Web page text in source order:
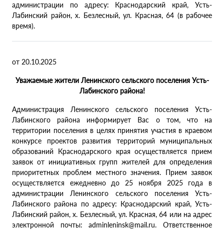
администрации по адресу: Краснодарский край, Усть-
Лабинский район, х. Безлесный, ул. Красная, 64 (в рабочее
время).
от 20.10.2025
Уважаемые жители Ленинского сельского поселения Усть-
Лабинского района!
Администрация Ленинского сельского поселения Усть-
Лабинского района информирует Вас о том, что на
территории поселения в целях принятия участия в краевом
конкурсе проектов развития территорий муниципальных
образований Краснодарского края осуществляется прием
заявок от инициативных групп жителей для определения
приоритетных проблем местного значения. Прием заявок
осуществляется ежедневно до 25 ноября 2025 года в
администрации Ленинского сельского поселения Усть-
Лабинского района по адресу: Краснодарский край, Усть-
Лабинский район, х. Безлесный, ул. Красная, 64 или на адрес
электронной почты: adminleninsk@mail.ru. Ответственное